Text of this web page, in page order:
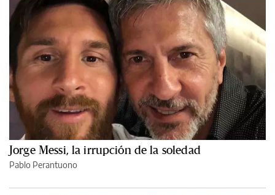
Jorge Messi, la irrupción de la soledad
Pablo Perantuono